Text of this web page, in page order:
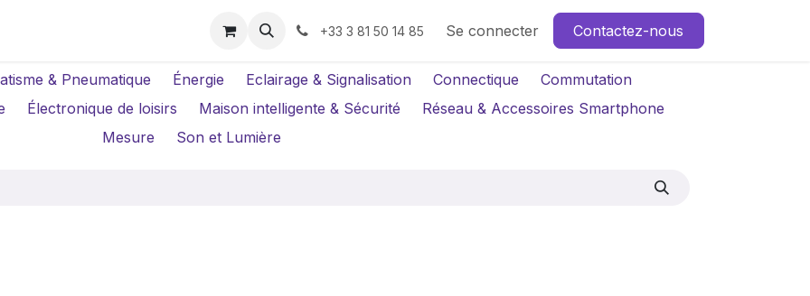
Location Caméras +33 3 81 50 14 85 Se connecter Contactez-nous
& Pneumatique Énergie Eclairage & Signalisation Connectique
Commutation
Électronique de loisirs Maison intelligente & Sécurité
Réseau & Accessoires Smartphone
Mesure
Son et Lumière